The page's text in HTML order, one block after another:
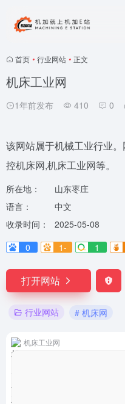
首页 • 行业网站 • 正文
机床工业网
1年前发布 410 0
该网站属于机械工业行业
控机床网,机床工业网等。
所在地：
山东枣庄
语言：
中文
收录时间：
2025-05-08
0
1- 1
打开网站
行业网站 # 机床网
机床工业网